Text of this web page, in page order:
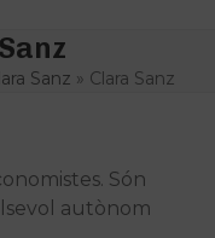
Sanz » Clara Sanz
Són
autònom